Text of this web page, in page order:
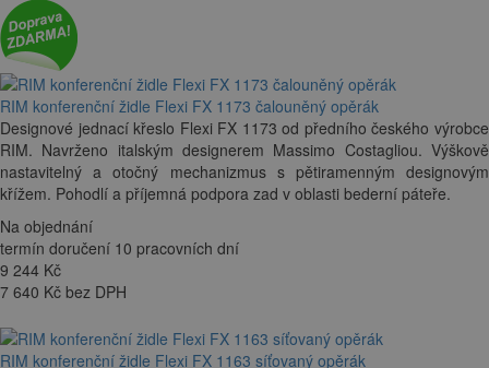
RIM konferenční židle Flexi FX 1173 čalouněný opěrák
Designové jednací křeslo Flexi FX 1173 od předního českého výrobce
RIM. Navrženo italským designerem Massimo Costagliou. Výškově
nastavitelný a otočný mechanizmus s pětiramenným designovým
křížem. Pohodlí a příjemná podpora zad v oblasti bederní páteře.
Na objednání
termín doručení 10 pracovních dní
9 244 Kč
7 640 Kč bez DPH
RIM konferenční židle Flexi FX 1163 síťovaný opěrák